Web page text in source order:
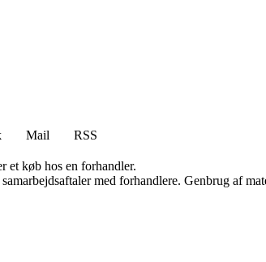
Mail
RSS
et køb hos en forhandler.
med forhandlere. Genbrug af